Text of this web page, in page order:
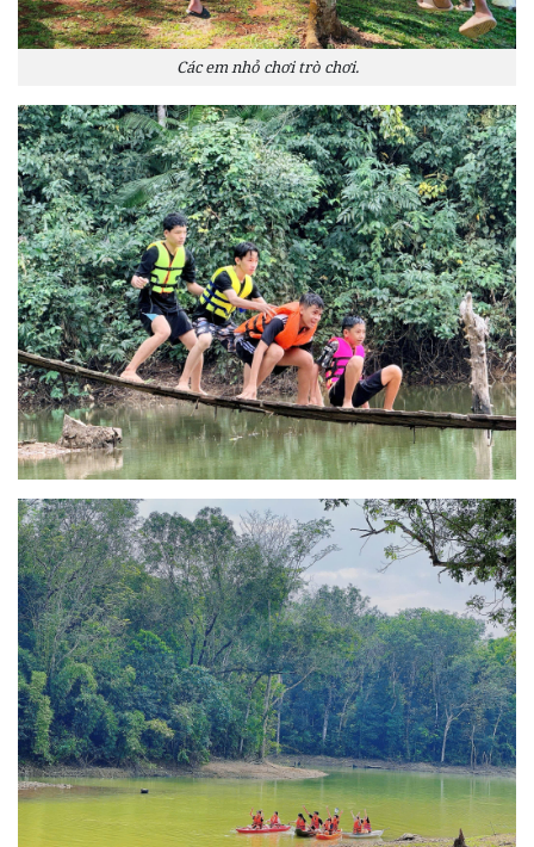
Các em nhỏ chơi trò chơi.